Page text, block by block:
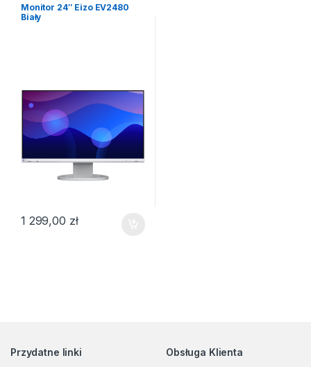
Monitor 24″ Eizo EV2480
Biały
1 299,00 zł
Przydatne linki Obsługa Klienta